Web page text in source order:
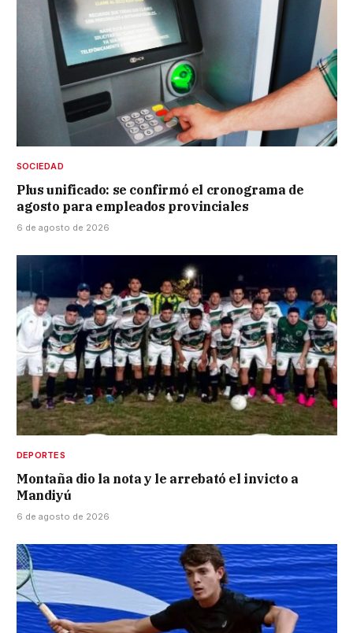
SOCIEDAD
Plus unificado: se confirmó el cronograma de
agosto para empleados provinciales
6 de agosto de 2026
DEPORTES
Montaña dio la nota y le arrebató el invicto a
Mandiyú
6 de agosto de 2026